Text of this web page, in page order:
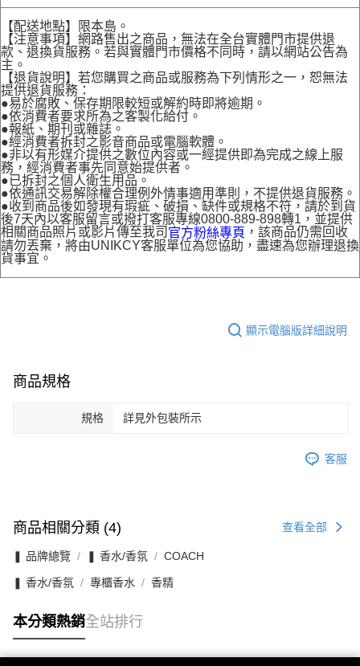
【配送地點】限本島。
【注意事項】網路售出之商品，無法在全台實體門市提供退
款、退換貨服務。若與實體門市價格不同時，請以網站公告為
主。
【退貨說明】若您購買之商品或服務為下列情形之一，恕無法
提供退貨服務：
●易於腐敗、保存期限較短或解約時即將逾期。
●依消費者要求所為之客製化給付。
●報紙、期刊或雜誌。
●經消費者拆封之影音商品或電腦軟體。
●非以有形媒介提供之數位內容或一經提供即為完成之線上服
務，經消費者事先同意始提供者。
●已拆封之個人衛生用品。
●依通訊交易解除權合理例外情事適用準則，不提供退貨服務。
●收到商品後如發現有瑕疵、破損、缺件或規格不符，請於到貨
後7天內以客服留言或撥打客服專線0800-889-898轉1，並提供
相關商品照片或影片傳至我司 官方粉絲專頁 ，該商品仍需回收
請勿丟棄，將由UNIKCY客服單位為您協助，盡速為您辦理退換
貨事宜。
顯示電腦版詳細說明
商品規格
規格 詳見外包裝所示
客服
商品相關分類 (4) 查看全部
❚ 品牌總覽 ❚ 香水/香氛 COACH
❚ 香水/香氛 專櫃香水 香精
本分類熱銷全站排行